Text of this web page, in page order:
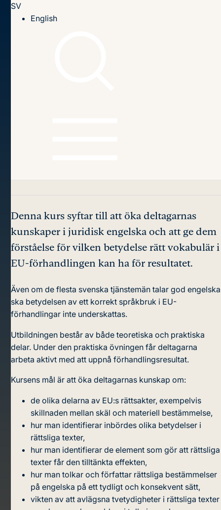
SV
English
Denna kurs syftar till att öka deltagarnas
kunskaper i juridisk engelska och att ge dem
förståelse för vilken betydelse rätt vokabulär i
EU-förhandlingen kan ha för resultatet.
Även om de flesta svenska tjänstemän talar god engelska
ska betydelsen av ett korrekt språkbruk i EU-
förhandlingar inte underskattas.
Utbildningen består av både teoretiska och praktiska
delar. Under den praktiska övningen får deltagarna
arbeta aktivt med att uppnå förhandlingsresultat.
Kursens mål är att öka deltagarnas kunskap om:
de olika delarna av EU:s rättsakter, exempelvis
skillnaden mellan skäl och materiell bestämmelse,
hur man identifierar inbördes olika betydelser i
rättsliga texter,
hur man identifierar de element som gör att rättsliga
texter får den tilltänkta effekten,
hur man tolkar och författar rättsliga bestämmelser
på engelska på ett tydligt och konsekvent sätt,
vikten av att avlägsna tvetydigheter i rättsliga texter